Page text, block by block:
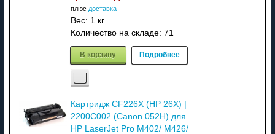
плюс доставка
Вес: 1 кг.
Количество на складе: 71
В корзину Подробнее
Картридж CF226X (HP 26X) |
2200C002 (Canon 052H) для
HP LaserJet Pro M402/ M426/